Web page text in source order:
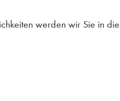
werden wir Sie in